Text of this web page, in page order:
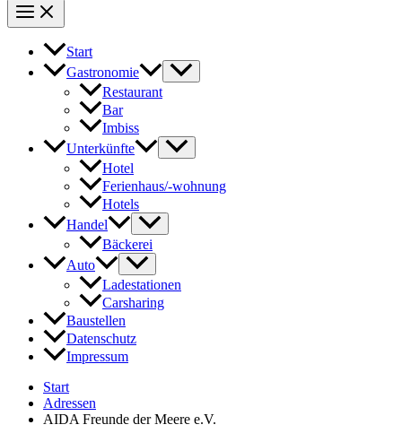
Start
Gastronomie
Restaurant
Bar
Imbiss
Unterkünfte
Hotel
Ferienhaus/-wohnung
Hotels
Handel
Bäckerei
Auto
Ladestationen
Carsharing
Baustellen
Datenschutz
Impressum
Start
Adressen
AIDA Freunde der Meere e.V.